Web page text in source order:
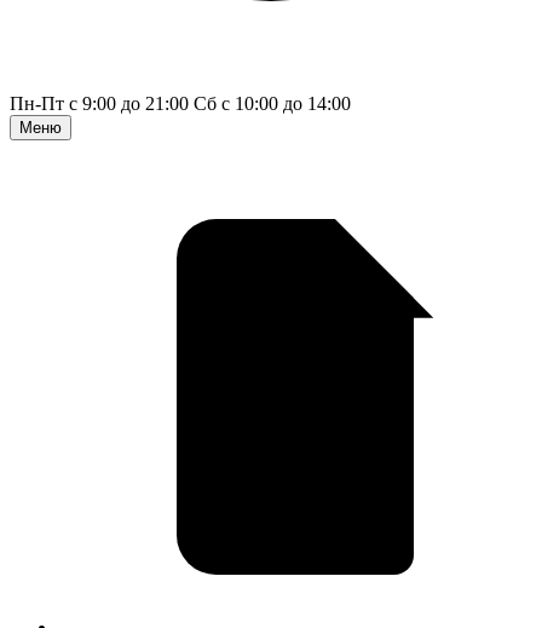
Пн-Пт с 9:00 до 21:00 Сб с 10:00 до 14:00
Меню